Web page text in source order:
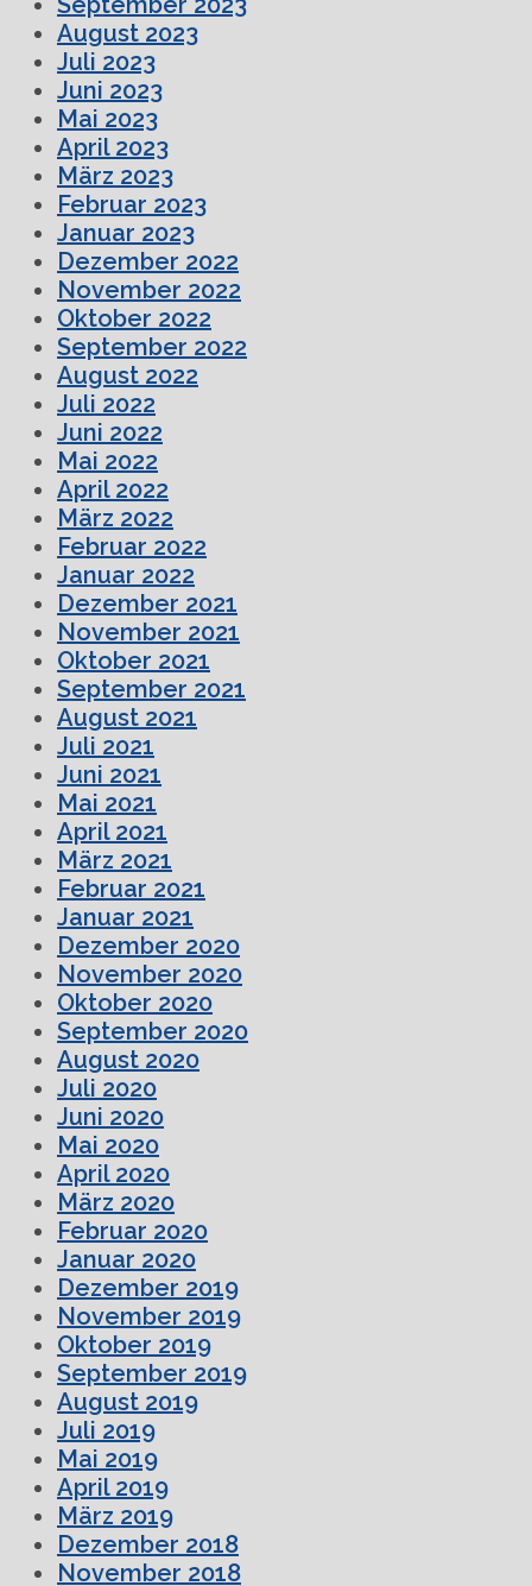
August 2023
Juli 2023
Juni 2023
Mai 2023
April 2023
März 2023
Februar 2023
Januar 2023
Dezember 2022
November 2022
Oktober 2022
September 2022
August 2022
Juli 2022
Juni 2022
Mai 2022
April 2022
März 2022
Februar 2022
Januar 2022
Dezember 2021
November 2021
Oktober 2021
September 2021
August 2021
Juli 2021
Juni 2021
Mai 2021
April 2021
März 2021
Februar 2021
Januar 2021
Dezember 2020
November 2020
Oktober 2020
September 2020
August 2020
Juli 2020
Juni 2020
Mai 2020
April 2020
März 2020
Februar 2020
Januar 2020
Dezember 2019
November 2019
Oktober 2019
September 2019
August 2019
Juli 2019
Mai 2019
April 2019
März 2019
Dezember 2018
November 2018